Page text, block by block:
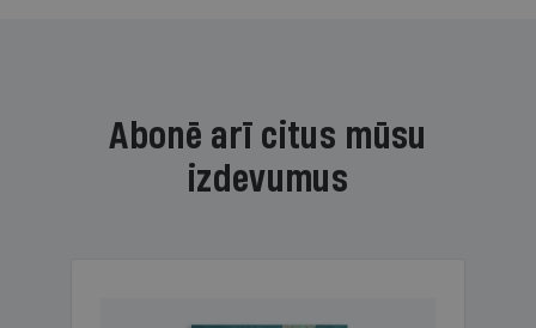
Abonē arī citus mūsu
izdevumus